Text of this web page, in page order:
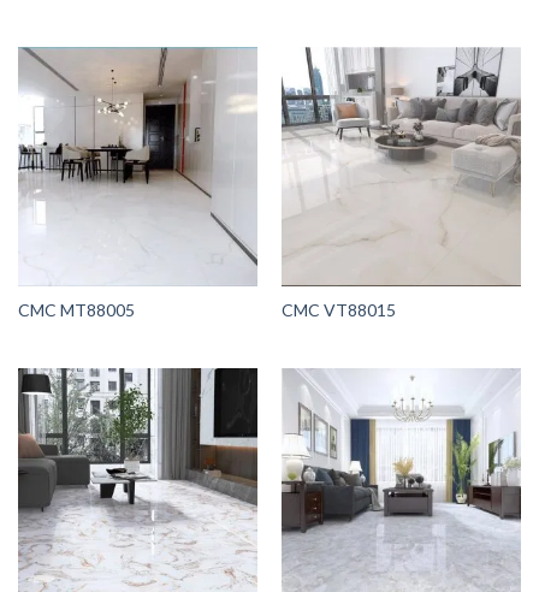
CMC MT88005 CMC VT88015